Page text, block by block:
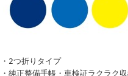
・2つ折りタイプ
・純正整備手帳・車検証ラクラク